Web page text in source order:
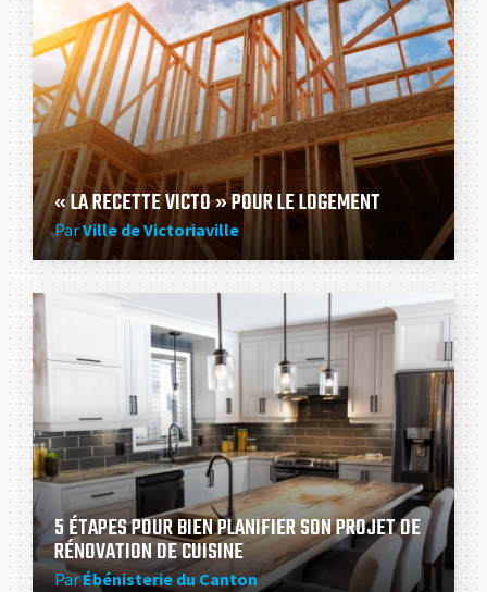
« LA RECETTE VICTO » POUR LE LOGEMENT
ParVille de Victoriaville
5 ÉTAPES POUR BIEN PLANIFIER SON PROJET DE
RÉNOVATION DE CUISINE
ParÉbénisterie du Canton